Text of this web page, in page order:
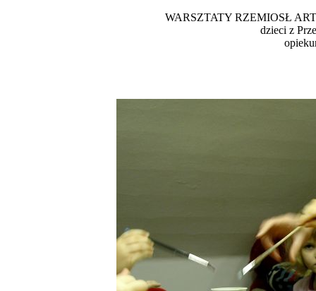
WARSZTATY RZEMIOSŁ
dzieci z